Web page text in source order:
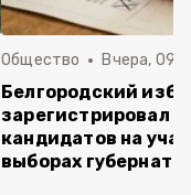
Общество Вчера,
Белгородский
зарегистрировал
кандидатов на
выборах